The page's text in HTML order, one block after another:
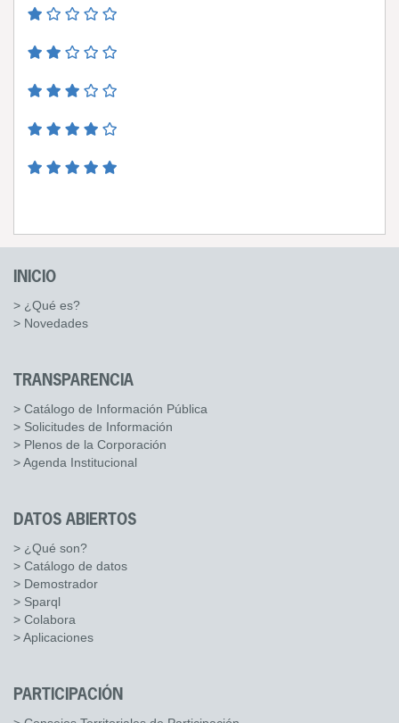
INICIO
> ¿Qué es?
> Novedades
TRANSPARENCIA
> Catálogo de Información Pública
> Solicitudes de Información
> Plenos de la Corporación
> Agenda Institucional
DATOS ABIERTOS
> ¿Qué son?
> Catálogo de datos
> Demostrador
> Sparql
> Colabora
> Aplicaciones
PARTICIPACIÓN